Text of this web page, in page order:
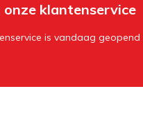
onze klantenservice
is vandaag geopend